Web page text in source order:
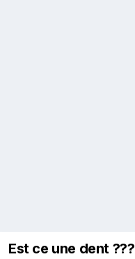
Est ce une dent ???